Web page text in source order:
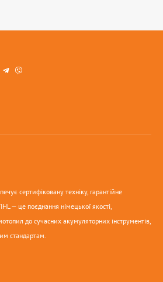
сертифіковану техніку, гарантійне
— це поєднання німецької якості,
до сучасних акумуляторних інструментів,
стандартам.